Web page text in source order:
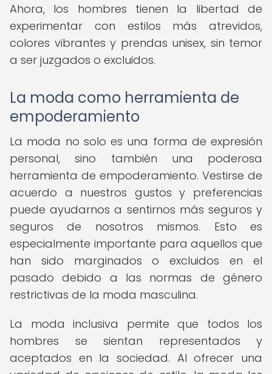
Ahora, los hombres tienen la libertad de
experimentar con estilos más atrevidos,
colores vibrantes y prendas unisex, sin temor
a ser juzgados o excluidos.
La moda como herramienta de
empoderamiento
La moda no solo es una forma de expresión
personal, sino también una poderosa
herramienta de empoderamiento. Vestirse de
acuerdo a nuestros gustos y preferencias
puede ayudarnos a sentirnos más seguros y
seguros de nosotros mismos. Esto es
especialmente importante para aquellos que
han sido marginados o excluidos en el
pasado debido a las normas de género
restrictivas de la moda masculina.
La moda inclusiva permite que todos los
hombres se sientan representados y
aceptados en la sociedad. Al ofrecer una